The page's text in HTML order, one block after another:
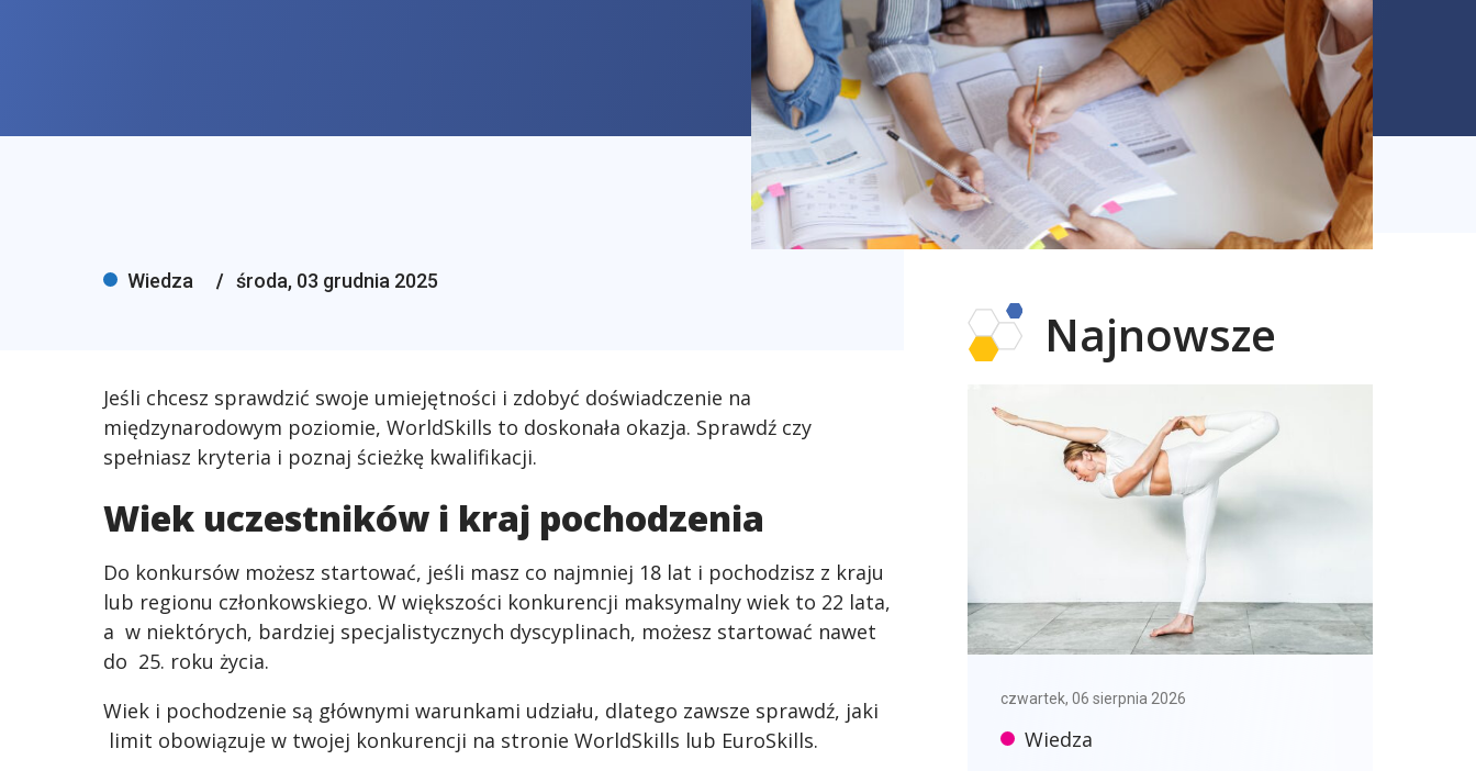
Wiedza środa, 03 grudnia 2025
Jeśli chcesz sprawdzić swoje umiejętności i zdobyć doświadczenie na
międzynarodowym poziomie, WorldSkills to doskonała okazja. Sprawdź czy
spełniasz kryteria i poznaj ścieżkę kwalifikacji.
Wiek uczestników i kraj pochodzenia
Do konkursów możesz startować, jeśli masz co najmniej 18 lat i pochodzisz z kraju
lub regionu członkowskiego. W większości konkurencji maksymalny wiek to 22 lata,
a w niektórych, bardziej specjalistycznych dyscyplinach, możesz startować nawet
do 25. roku życia.
Wiek i pochodzenie są głównymi warunkami udziału, dlatego zawsze sprawdź, jaki
limit obowiązuje w twojej konkurencji na stronie WorldSkills lub EuroSkills.
Najnowsze
czwartek, 06 sierpnia 2026
Wiedza